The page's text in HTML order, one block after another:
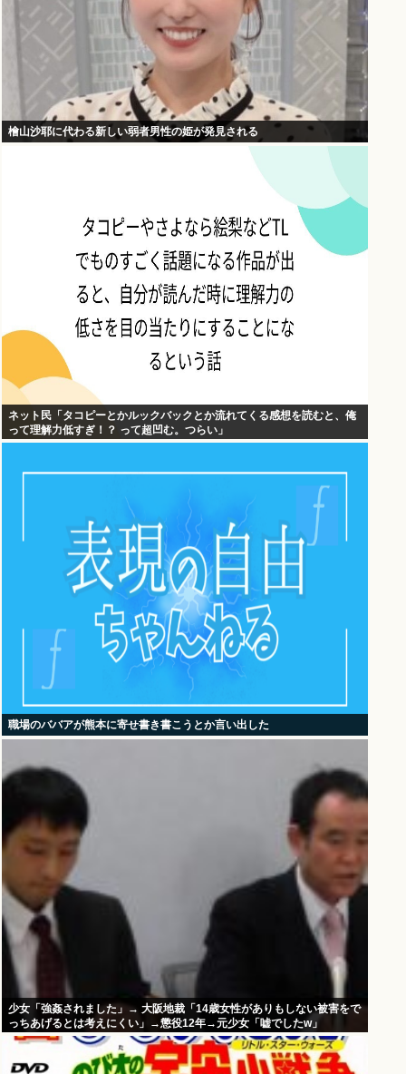
檜山沙耶に代わる新しい弱者男性の姫が発見される
ネット民「タコピーとかルックバックとか流れてくる感想を読むと、俺
って理解力低すぎ！？ って超凹む。つらい」
職場のババアが熊本に寄せ書き書こうとか言い出した
少女「強姦されました」→ 大阪地裁「14歳女性がありもしない被害をで
っちあげるとは考えにくい」→懲役12年→元少女「嘘でしたw」